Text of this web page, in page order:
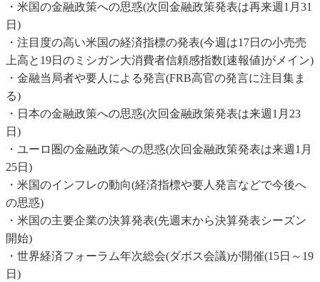
・米国の金融政策への思惑(次回金融政策発表は再来週1月31
日)
・注目度の高い米国の経済指標の発表(今週は17日の小売売
上高と19日のミシガン大消費者信頼感指数[速報値]がメイン)
・金融当局者や要人による発言(FRB高官の発言に注目集ま
る)
・日本の金融政策への思惑(次回金融政策発表は来週1月23
日)
・ユーロ圏の金融政策への思惑(次回金融政策発表は来週1月
25日)
・米国のインフレの動向(経済指標や要人発言などで今後へ
の思惑)
・米国の主要企業の決算発表(先週末から決算発表シーズン
開始)
・世界経済フォーラム年次総会(ダボス会議)が開催(15日～19
日)